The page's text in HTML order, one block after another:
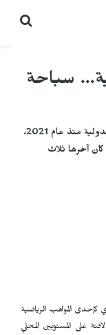
سباحة
بدأت لارا إيلاف العميدي المشاركة في البطولات الدولية منذ عام 2021،
دولية، كان آخرها ثلاث
كإحدى المواهب الرياضية
على المستويين المحلي